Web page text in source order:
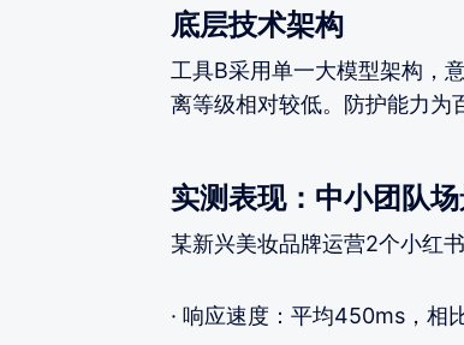
底层技术架构
工具B采用单一大模型架构，
离等级相对较低。防护能力为
实测表现：中小团队
某新兴美妆品牌运营2个小红
· 响应速度：平均450ms，相